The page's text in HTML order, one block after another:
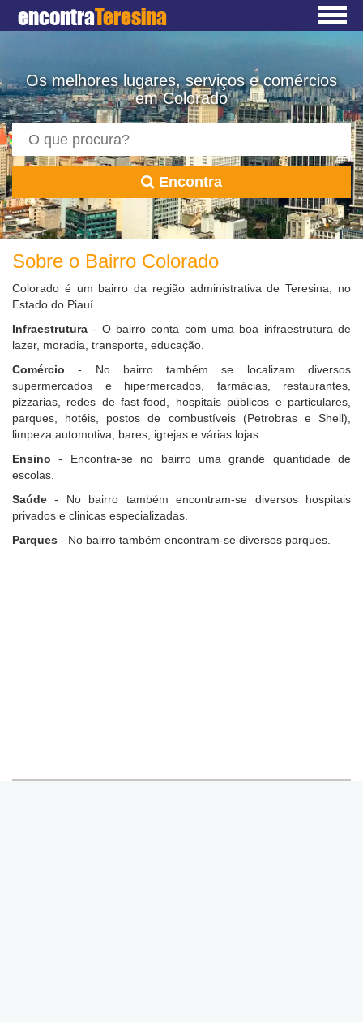
encontraTeresina
Os melhores lugares, serviços e comércios
em Colorado
Encontra
Sobre o Bairro Colorado
Colorado é um bairro da região administrativa de Teresina, no
Estado do Piauí.
Infraestrutura - O bairro conta com uma boa infraestrutura de
lazer, moradia, transporte, educação.
Comércio - No bairro também se localizam diversos
supermercados e hipermercados, farmácias, restaurantes,
pizzarias, redes de fast-food, hospitais públicos e particulares,
parques, hotéis, postos de combustíveis (Petrobras e Shell),
limpeza automotiva, bares, igrejas e várias lojas.
Ensino - Encontra-se no bairro uma grande quantidade de
escolas.
Saúde - No bairro também encontram-se diversos hospitais
privados e clinicas especializadas.
Parques - No bairro também encontram-se diversos parques.